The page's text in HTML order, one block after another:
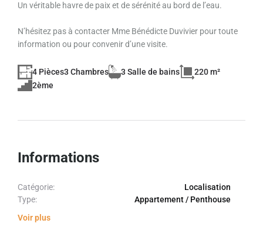
Un véritable havre de paix et de sérénité au bord de l’eau.
N’hésitez pas à contacter Mme Bénédicte Duvivier pour toute
information ou pour convenir d’une visite.
4 Pièces3 Chambres 3 Salle de bains
220 m²
2ème
Informations
Catégorie:
Localisation
Type:
Appartement / Penthouse
Voir plus